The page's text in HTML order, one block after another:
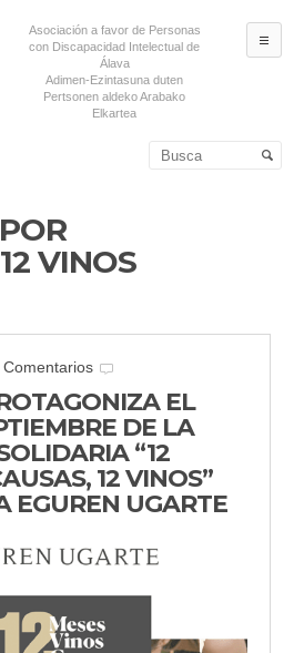
Asociación a favor de Personas
con Discapacidad Intelectual de
Álava
Adimen-Ezintasuna duten
Pertsonen aldeko Arabako
Elkartea
secundario
12 VINOS
Comentarios
EL
DE LA
“12
12 VINOS”
EGUREN UGARTE